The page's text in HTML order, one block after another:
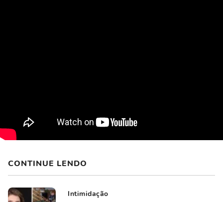
CONTINUE LENDO
Intimidação